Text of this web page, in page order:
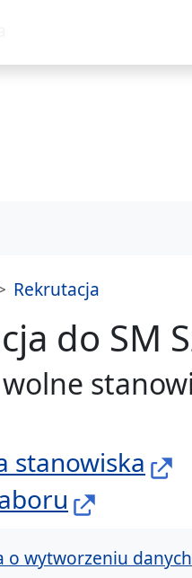
Miejskiej
Rekrutacja
do SM
stanowiska
o wytworzeniu danych